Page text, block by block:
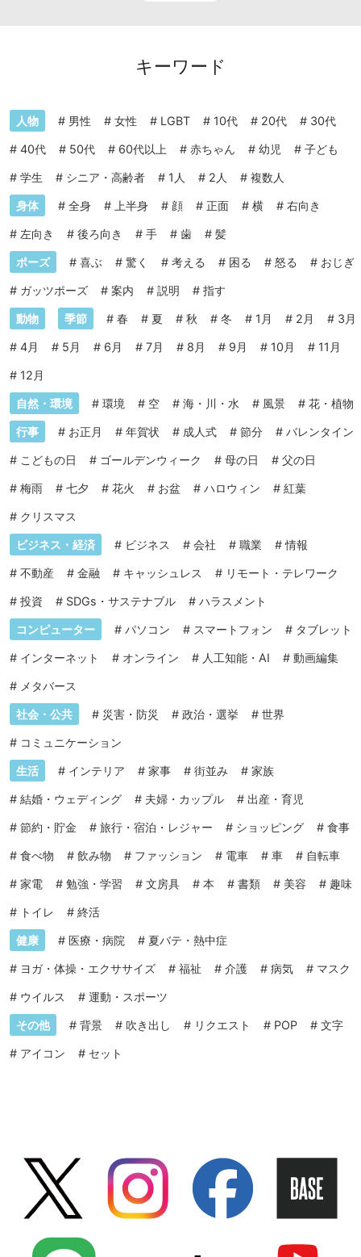
キーワード
人物 # 男性 # 女性 # LGBT # 10代 # 20代 # 30代
# 40代 # 50代 # 60代以上 # 赤ちゃん # 幼児 # 子ども
# 学生 # シニア・高齢者 # 1人 # 2人 # 複数人
身体 # 全身 # 上半身 # 顔 # 正面 # 横 # 右向き
# 左向き # 後ろ向き # 手 # 歯 # 髪
ポーズ # 喜ぶ # 驚く # 考える # 困る # 怒る # おじぎ
# ガッツポーズ # 案内 # 説明 # 指す
動物 季節 # 春 # 夏 # 秋 # 冬 # 1月 # 2月 # 3月
# 4月 # 5月 # 6月 # 7月 # 8月 # 9月 # 10月 # 11月
# 12月
自然・環境 # 環境 # 空 # 海・川・水 # 風景 # 花・植物
行事 # お正月 # 年賀状 # 成人式 # 節分 # バレンタイン
# こどもの日 # ゴールデンウィーク # 母の日 # 父の日
# 梅雨 # 七夕 # 花火 # お盆 # ハロウィン # 紅葉
# クリスマス
ビジネス・経済 # ビジネス # 会社 # 職業 #情報
# 不動産 # 金融 # キャッシュレス # リモート・テレワーク
# 投資 # SDGs・サステナブル # ハラスメント
コンピューター # パソコン # スマートフォン # タブレット
# インターネット # オンライン # 人工知能・AI # 動画編集
# メタバース
社会・公共 # 災害・防災 # 政治・選挙 # 世界
# コミュニケーション
生活 # インテリア # 家事 # 街並み # 家族
# 結婚・ウェディング # 夫婦・カップル # 出産・育児
# 節約・貯金 # 旅行・宿泊・レジャー # ショッピング # 食事
# 食べ物 # 飲み物 # ファッション # 電車 # 車 # 自転車
# 家電 # 勉強・学習 # 文房具 # 本 # 書類 # 美容 # 趣味
# トイレ # 終活
健康 # 医療・病院 # 夏バテ・熱中症
# ヨガ・体操・エクササイズ # 福祉 # 介護 # 病気 # マスク
# ウイルス # 運動・スポーツ
その他 # 背景 # 吹き出し # リクエスト # POP # 文字
# アイコン # セット